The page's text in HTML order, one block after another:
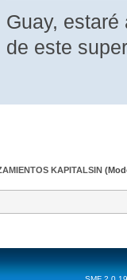
Guay,
de este
KAPITALSIN